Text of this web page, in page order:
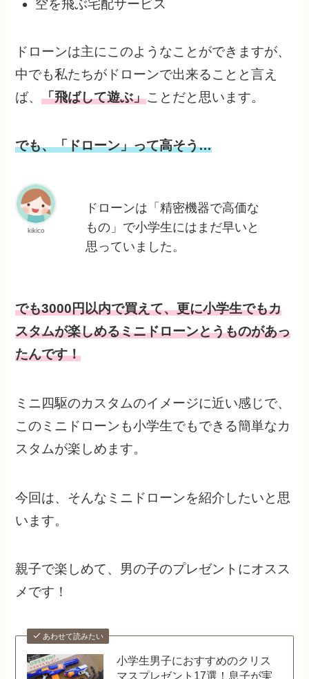
空を飛ぶ宅配サービス
ドローンは主にこのようなことができますが、
中でも私たちがドローンで出来ることと言え
ば、「飛ばして遊ぶ」ことだと思います。
でも、「ドローン」って高そう…
kikico
ドローンは「精密機器で高価な
もの」で小学生にはまだ早いと
思っていました。
でも3000円以内で買えて、更に小学生でもカ
スタムが楽しめるミニドローンとうものがあっ
たんです！
ミニ四駆のカスタムのイメージに近い感じで、
このミニドローンも小学生でもできる簡単なカ
スタムが楽しめます。
今回は、そんなミニドローンを紹介したいと思
います。
親子で楽しめて、男の子のプレゼントにオスス
メです！
あわせて読みたい
小学生男子におすすめのクリス
マスプレゼント17選！息子が実